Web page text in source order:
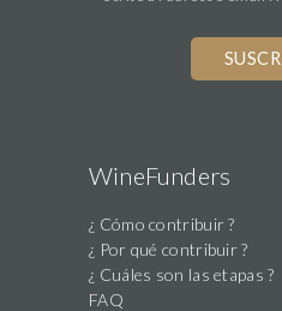
WineFunders
¿ Cómo contribuir ?
¿ Por qué contribuir ?
¿ Cuáles son las etapas ?
FAQ